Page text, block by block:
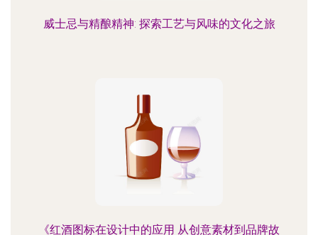
威士忌与精酿精神: 探索工艺与风味的文化之旅
《红酒图标在设计中的应用 从创意素材到品牌故